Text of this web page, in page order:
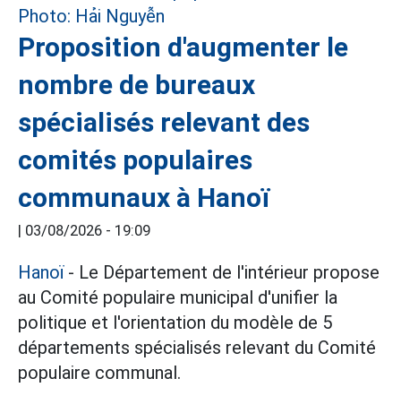
Proposition d'augmenter le
nombre de bureaux
spécialisés relevant des
comités populaires
communaux à Hanoï
| 03/08/2026 - 19:09
Hanoï- Le Département de l'intérieur propose
au Comité populaire municipal d'unifier la
politique et l'orientation du modèle de 5
départements spécialisés relevant du Comité
populaire communal.